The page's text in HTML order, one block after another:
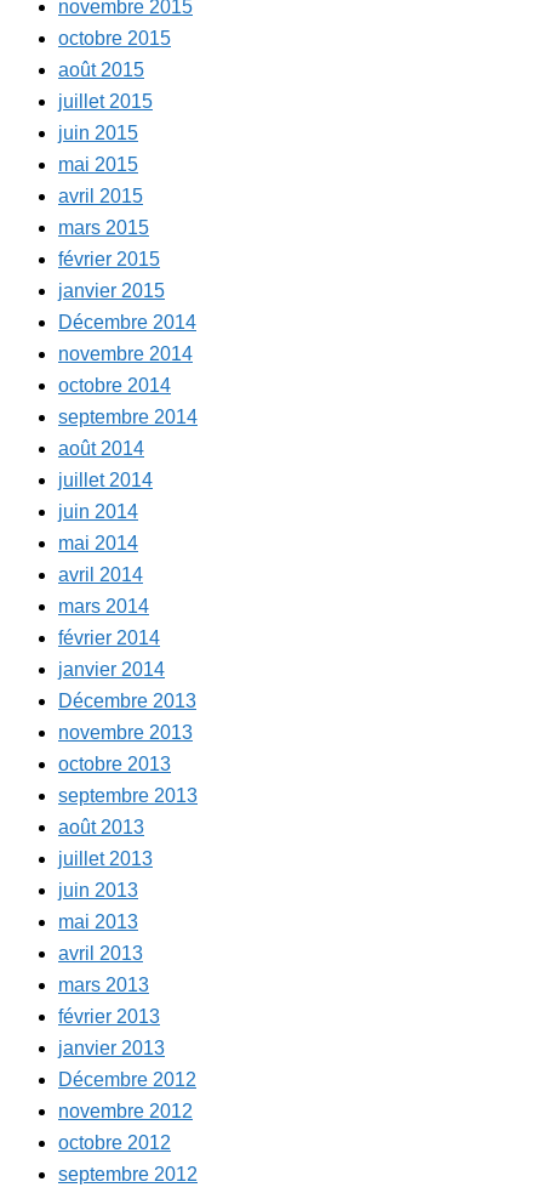
novembre 2015
octobre 2015
août 2015
juillet 2015
juin 2015
mai 2015
avril 2015
mars 2015
février 2015
janvier 2015
Décembre 2014
novembre 2014
octobre 2014
septembre 2014
août 2014
juillet 2014
juin 2014
mai 2014
avril 2014
mars 2014
février 2014
janvier 2014
Décembre 2013
novembre 2013
octobre 2013
septembre 2013
août 2013
juillet 2013
juin 2013
mai 2013
avril 2013
mars 2013
février 2013
janvier 2013
Décembre 2012
novembre 2012
octobre 2012
septembre 2012